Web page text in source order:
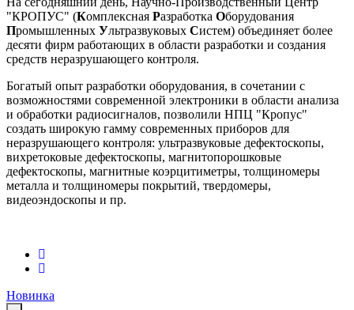
"КРОПУС" (Комплексная Разработка Оборудования
Промышленных Ультразвуковых Систем) объединяет более
десяти фирм работающих в области разработки и создания
средств неразрушающего контроля.
Богатый опыт разработки оборудования, в сочетании с
возможностями современной электроники в области анализа
и обработки радиосигналов, позволили НПЦ "Кропус"
создать широкую гамму современных приборов для
неразрушающего контроля: ультразвуковые дефектоскопы,
вихретоковые дефектоскопы, магнитопорошковые
дефектоскопы, магнитные коэрцитиметры, толщиномеры
металла и толщиномеры покрытий, твердомеры,
видеоэндоскопы и пр.
Новинка